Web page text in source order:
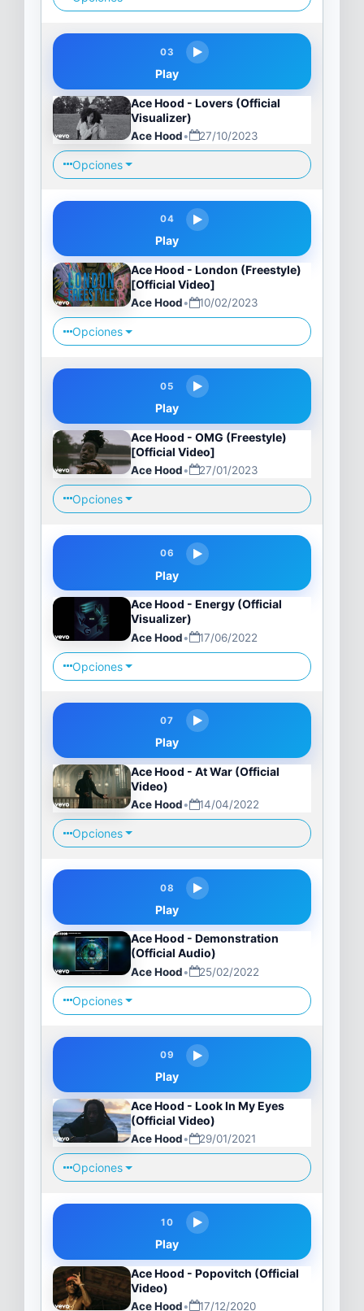
03
Play
Ace Hood - Lovers (Official
Visualizer)
Ace Hood• 27/10/2023
Opciones
04
Play
Ace Hood - London (Freestyle)
[Official Video]
Ace Hood• 10/02/2023
Opciones
05
Play
Ace Hood - OMG (Freestyle)
[Official Video]
Ace Hood• 27/01/2023
Opciones
06
Play
Ace Hood - Energy (Official
Visualizer)
Ace Hood• 17/06/2022
Opciones
07
Play
Ace Hood - At War (Official
Video)
Ace Hood• 14/04/2022
Opciones
08
Play
Ace Hood - Demonstration
(Official Audio)
Ace Hood• 25/02/2022
Opciones
09
Play
Ace Hood - Look In My Eyes
(Official Video)
Ace Hood• 29/01/2021
Opciones
10
Play
Ace Hood - Popovitch (Official
Video)
Ace Hood• 17/12/2020